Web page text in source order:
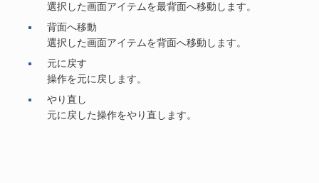
選択した画面アイテムを最背面へ移動します。
背面へ移動
選択した画面アイテムを背面へ移動します。
元に戻す
操作を元に戻します。
やり直し
元に戻した操作をやり直します。